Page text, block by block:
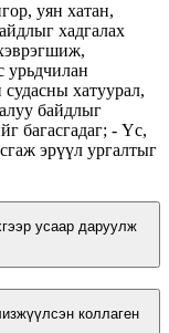
уян хатан,
хадгалах
урьдчилан
хатуурал,
байдлыг
багасгадаг; - Үс,
эрүүл ургалтыг
усаар даруулж
коллаген